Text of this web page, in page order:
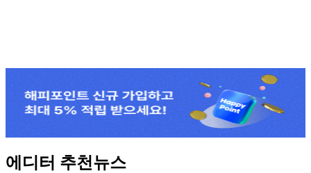
에디터 추천뉴스